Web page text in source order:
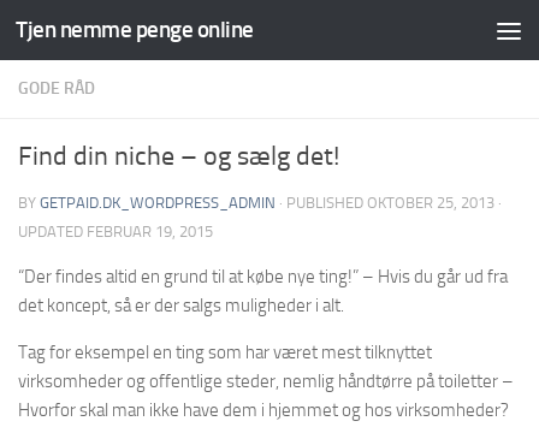
Skip to content
Tjen nemme penge online
GODE RÅD
Find din niche – og sælg det!
BY GETPAID.DK_WORDPRESS_ADMIN · PUBLISHED OKTOBER 25, 2013 ·
UPDATED FEBRUAR 19, 2015
“Der findes altid en grund til at købe nye ting!” – Hvis du går ud fra
det koncept, så er der salgs muligheder i alt.
Tag for eksempel en ting som har været mest tilknyttet
virksomheder og offentlige steder, nemlig håndtørre på toiletter –
Hvorfor skal man ikke have dem i hjemmet og hos virksomheder?